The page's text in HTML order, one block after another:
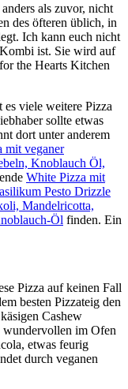
als zuvor, nicht
des öfteren üblich, in
Ich kann euch nicht
ist. Sie wird auf
the Hearts Kitchen
viele weitere Pizza
sollte etwas
dort unter anderem
mit veganer
Knoblauch Öl,
White Pizza mit
Pesto Drizzle
Mandelricotta,
Öl finden. Ein
Pizza auf keinen Fall
besten Pizzateig den
Cashew
wundervollen im Ofen
etwas feurig
durch veganen